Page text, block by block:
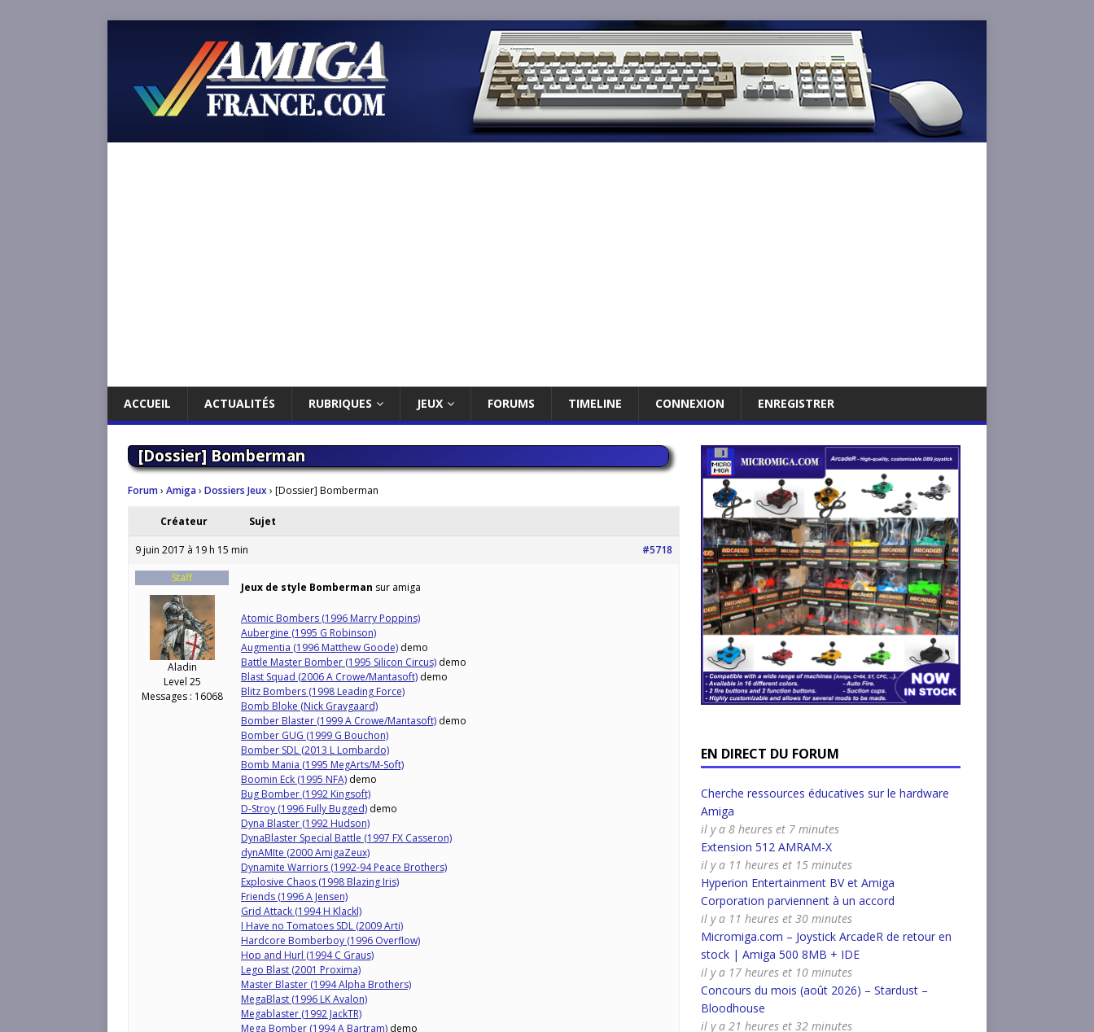
ACCUEIL ACTUALITÉS RUBRIQUES JEUX FORUMS TIMELINE CONNEXION ENREGISTRER
[Dossier] Bomberman
Forum› Amiga› Dossiers Jeux› [Dossier] Bomberman
Créateur Sujet
9 juin 2017 à 19 h 15 min
#5718
Staff
Aladin
Level 25
Messages : 16068
Jeux de style Bomberman sur amiga
Atomic Bombers (1996 Marry Poppins)
Aubergine (1995 G Robinson)
Augmentia (1996 Matthew Goode) demo
Battle Master Bomber (1995 Silicon Circus) demo
Blast Squad (2006 A Crowe/Mantasoft) demo
Blitz Bombers (1998 Leading Force)
Bomb Bloke (Nick Gravgaard)
Bomber Blaster (1999 A Crowe/Mantasoft) demo
Bomber GUG (1999 G Bouchon)
Bomber SDL (2013 L Lombardo)
Bomb Mania (1995 MegArts/M-Soft)
Boomin Eck (1995 NFA) demo
Bug Bomber (1992 Kingsoft)
D-Stroy (1996 Fully Bugged) demo
Dyna Blaster (1992 Hudson)
DynaBlaster Special Battle (1997 FX Casseron)
dynAMIte (2000 AmigaZeux)
Dynamite Warriors (1992-94 Peace Brothers)
Explosive Chaos (1998 Blazing Iris)
Friends (1996 A Jensen)
Grid Attack (1994 H Klackl)
I Have no Tomatoes SDL (2009 Arti)
Hardcore Bomberboy (1996 Overflow)
Hop and Hurl (1994 C Graus)
Lego Blast (2001 Proxima)
Master Blaster (1994 Alpha Brothers)
MegaBlast (1996 LK Avalon)
Megablaster (1992 JackTR)
Mega Bomber (1994 A Bartram) demo
EN DIRECT DU FORUM
Cherche ressources éducatives sur le hardware
Amiga
il y a 8 heures et 7 minutes
Extension 512 AMRAM-X
il y a 11 heures et 15 minutes
Hyperion Entertainment BV et Amiga
Corporation parviennent à un accord
il y a 11 heures et 30 minutes
Micromiga.com – Joystick ArcadeR de retour en
stock | Amiga 500 8MB + IDE
il y a 17 heures et 10 minutes
Concours du mois (août 2026) – Stardust –
Bloodhouse
il y a 21 heures et 32 minutes